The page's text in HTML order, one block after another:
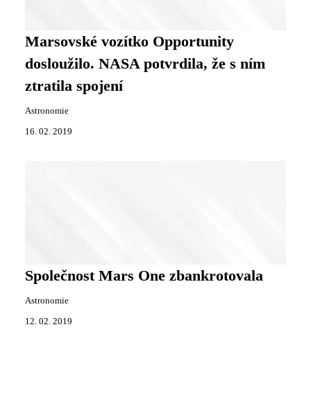
Marsovské vozítko Opportunity
dosloužilo. NASA potvrdila, že s ním
ztratila spojení
Astronomie
16. 02. 2019
Společnost Mars One zbankrotovala
Astronomie
12. 02. 2019